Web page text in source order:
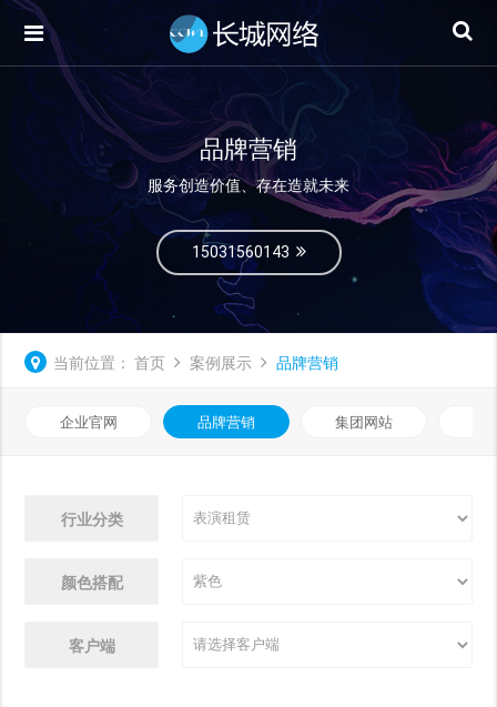
品牌营销
服务创造价值、存在造就未来
15031560143
当前位置： 首页 案例展示 品牌营销
企业官网 品牌营销 集团网站
行业分类
颜色搭配
客户端